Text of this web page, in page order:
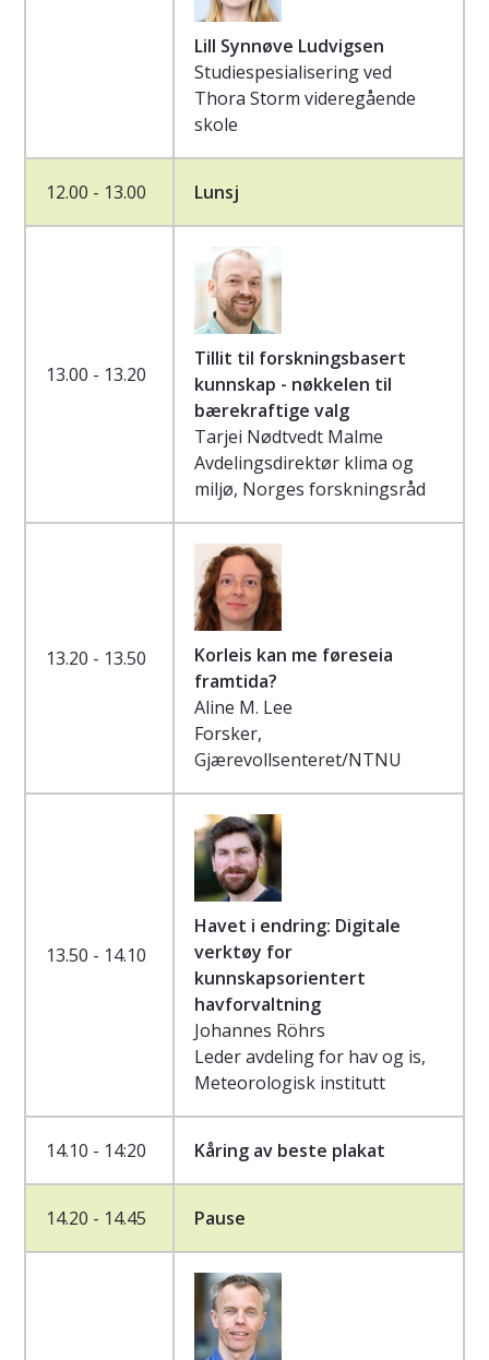
Lill Synnøve Ludvigsen
Studiespesialisering ved
Thora Storm videregående
skole
12.00 - 13.00 Lunsj
13.00 - 13.20
Tillit til forskningsbasert
kunnskap - nøkkelen til
bærekraftige valg
Tarjei Nødtvedt Malme
Avdelingsdirektør klima og
miljø, Norges forskningsråd
13.20 - 13.50
Korleis kan me føreseia
framtida?
Aline M. Lee
Forsker,
Gjærevollsenteret/NTNU
13.50 - 14.10
Havet i endring: Digitale
verktøy for
kunnskapsorientert
havforvaltning
Johannes Röhrs
Leder avdeling for hav og is,
Meteorologisk institutt
14.10 - 14:20 Kåring av beste plakat
14.20 - 14.45 Pause